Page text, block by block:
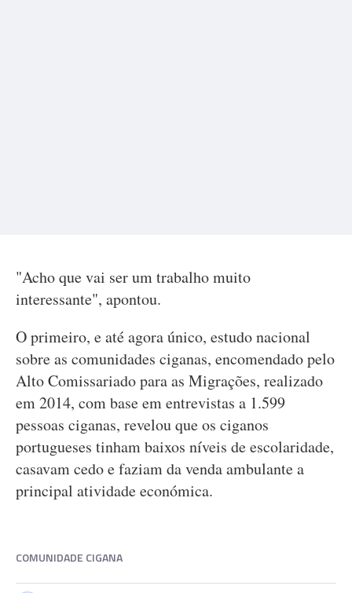
"Acho que vai ser um trabalho muito
interessante", apontou.
O primeiro, e até agora único, estudo nacional
sobre as comunidades ciganas, encomendado pelo
Alto Comissariado para as Migrações, realizado
em 2014, com base em entrevistas a 1.599
pessoas ciganas, revelou que os ciganos
portugueses tinham baixos níveis de escolaridade,
casavam cedo e faziam da venda ambulante a
principal atividade económica.
COMUNIDADE CIGANA